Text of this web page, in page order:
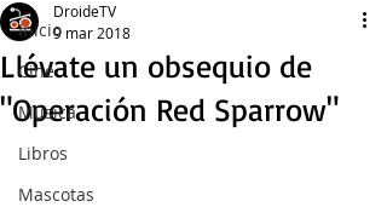
Inicio
Cine
Música
Libros
Mascotas
Llévate un obsequio de
"Operación Red Sparrow"
DroideTV
9 mar 2018